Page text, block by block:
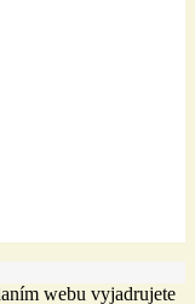
webu vyjadrujete